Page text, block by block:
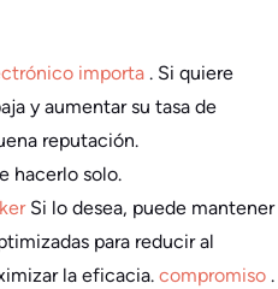
importa . Si quiere
y aumentar su tasa de
reputación.
hacerlo solo.
Si lo desea, puede mantener
para reducir al
la eficacia. compromiso .